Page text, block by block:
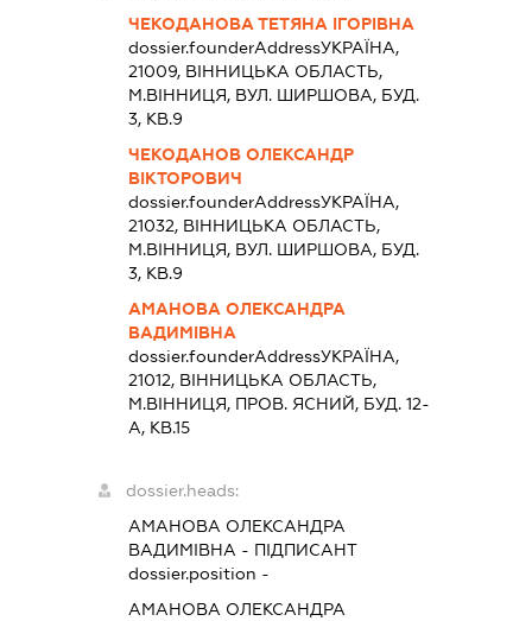
ЧЕКОДАНОВА ТЕТЯНА ІГОРІВНА
dossier.founderAddressУКРАЇНА,
21009, ВIННИЦЬКА ОБЛАСТЬ,
М.ВІННИЦЯ, ВУЛ. ШИРШОВА, БУД.
3, КВ.9
ЧЕКОДАНОВ ОЛЕКСАНДР
ВІКТОРОВИЧ
dossier.founderAddressУКРАЇНА,
21032, ВIННИЦЬКА ОБЛАСТЬ,
М.ВІННИЦЯ, ВУЛ. ШИРШОВА, БУД.
3, КВ.9
АМАНОВА ОЛЕКСАНДРА
ВАДИМІВНА
dossier.founderAddressУКРАЇНА,
21012, ВIННИЦЬКА ОБЛАСТЬ,
М.ВІННИЦЯ, ПРОВ. ЯСНИЙ, БУД. 12-
А, КВ.15
dossier.heads:
АМАНОВА ОЛЕКСАНДРА
ВАДИМІВНА - ПІДПИСАНТ
dossier.position -
АМАНОВА ОЛЕКСАНДРА